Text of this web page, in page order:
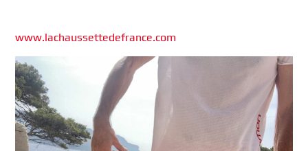
www.lachaussettedefrance.com